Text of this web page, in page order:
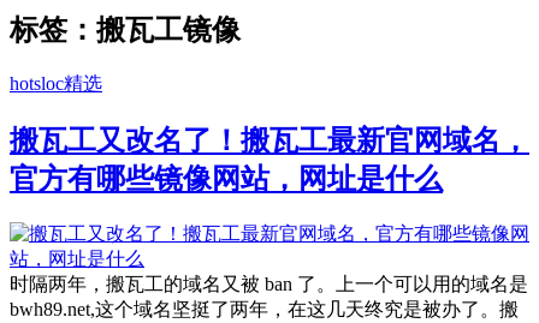
标签：搬瓦工镜像
hotsloc精选
搬瓦工又改名了！搬瓦工最新官网域名，
官方有哪些镜像网站，网址是什么
时隔两年，搬瓦工的域名又被 ban 了。上一个可以用的域名是
bwh89.net,这个域名坚挺了两年，在这几天终究是被办了。搬